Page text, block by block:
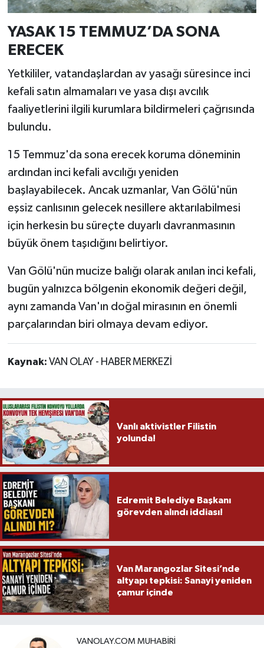
YASAK 15 TEMMUZ’DA SONA
ERECEK
Yetkililer, vatandaşlardan av yasağı süresince inci
kefali satın almamaları ve yasa dışı avcılık
faaliyetlerini ilgili kurumlara bildirmeleri çağrısında
bulundu.
15 Temmuz'da sona erecek koruma döneminin
ardından inci kefali avcılığı yeniden
başlayabilecek. Ancak uzmanlar, Van Gölü'nün
eşsiz canlısının gelecek nesillere aktarılabilmesi
için herkesin bu süreçte duyarlı davranmasının
büyük önem taşıdığını belirtiyor.
Van Gölü'nün mucize balığı olarak anılan inci kefali,
bugün yalnızca bölgenin ekonomik değeri değil,
aynı zamanda Van'ın doğal mirasının en önemli
parçalarından biri olmaya devam ediyor.
Kaynak: VAN OLAY - HABER MERKEZİ
Vanlı aktivistler Filistin
yolunda!
Edremit Belediye Başkanı
görevden alındı iddiası!
Van Marangozlar Sitesi’nde
altyapı tepkisi: Sanayi yeniden
çamur içinde
VANOLAY.COM MUHABIRI